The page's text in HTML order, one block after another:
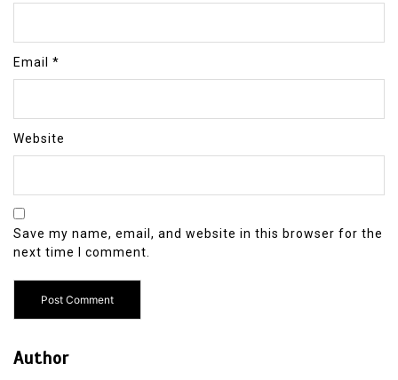
Email *
Website
Save my name, email, and website in this browser for the
next time I comment.
Author